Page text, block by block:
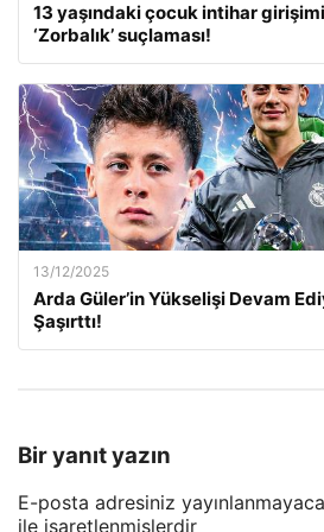
13 yaşındaki çocuk intihar
‘Zorbalık’ suçlaması!
13/12/2025
Arda Güler’in Yükselişi Devam
Şaşırttı!
Bir yanıt yazın
E-posta adresiniz
ile işaretlenmişlerdir